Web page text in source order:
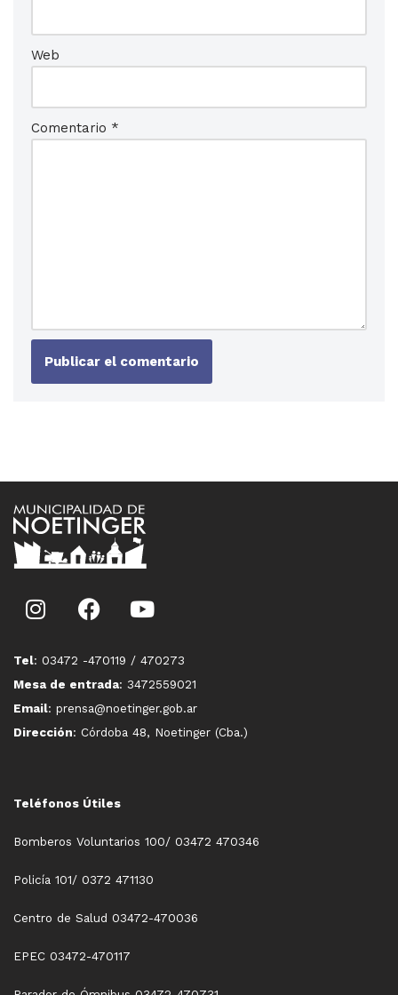
Web
Comentario *
Tel: 03472 -470119 / 470273
Mesa de entrada: 3472559021
Email: prensa@noetinger.gob.ar
Dirección: Córdoba 48, Noetinger (Cba.)
Teléfonos Útiles
Bomberos Voluntarios 100/ 03472 470346
Policía 101/ 0372 471130
Centro de Salud 03472-470036
EPEC 03472-470117